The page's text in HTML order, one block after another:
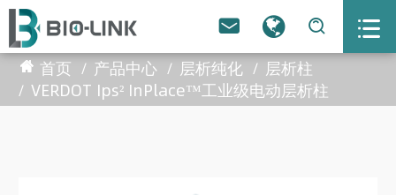
  
首页 产品中心 层析纯化
层析柱
VERDOT Ips² InPlace™工业级电动层析柱